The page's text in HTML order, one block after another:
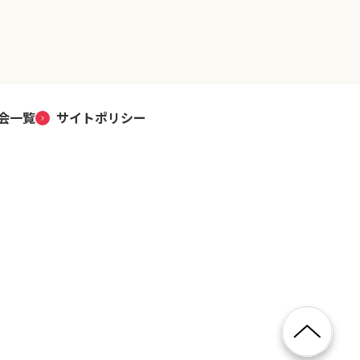
一覧 サイトポリシー